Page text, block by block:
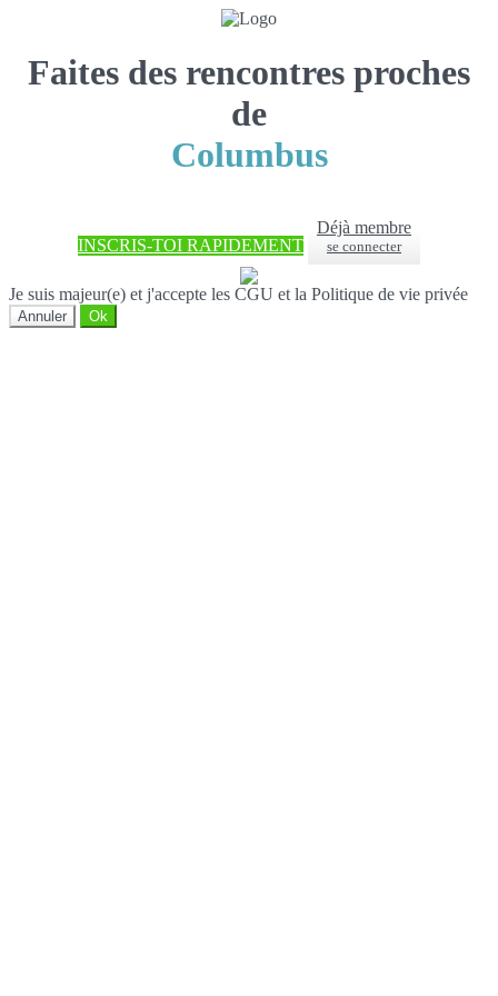
Faites des rencontres proches
de
Columbus
INSCRIS-TOI RAPIDEMENT
Déjà membre
se connecter
Je suis majeur(e) et j'accepte les CGU et la Politique de vie privée
Annuler Ok